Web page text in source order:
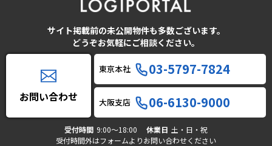
サイト掲載前の未公開物件も多数ございます。
どうぞお気軽にご相談ください。
お問い合わせ
東京本社 03-5797-7824
大阪支店 06-6130-9000
受付時間 9:00〜18:00 休業日 土・日・祝
受付時間外はフォームよりお問い合わせください